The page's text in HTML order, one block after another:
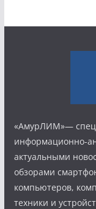
«АмурЛИМ»—
информационно-
актуальными
обзорами
компьютеров,
техники и